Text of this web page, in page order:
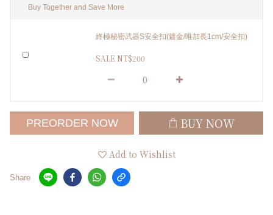
Buy Together and Save More
終極秘密武器S安全扣(鍍金/唯加長1cm/安全扣)
SALE NT$200
PREORDER NOW BUY NOW
Add to Wishlist
Share